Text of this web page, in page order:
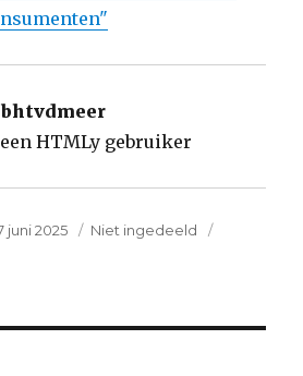
bhtvdmeer
HTMLy gebruiker
juni 2025 Categorie
Niet ingedeeld